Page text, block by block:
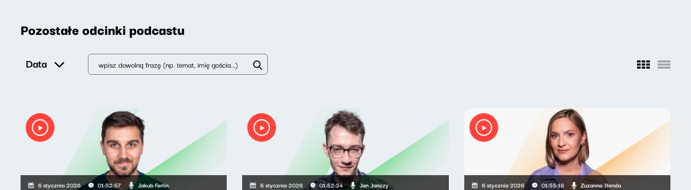
Pozostałe odcinki podcastu
Data
6 stycznia 2026 01:52:57 Jakub Ferlin 6 stycznia 2026 01:52:34 Jan Janczy 6 stycznia 2026 01:55:18 Zuzanna Iłenda